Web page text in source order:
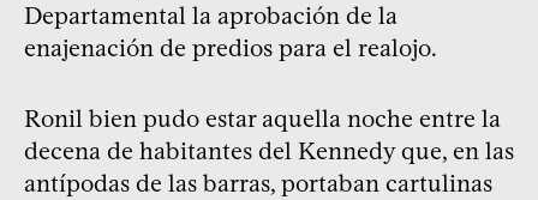
Departamental la aprobación de la
enajenación de predios para el realojo.
Ronil bien pudo estar aquella noche entre la
decena de habitantes del Kennedy que, en las
antípodas de las barras, portaban cartulinas